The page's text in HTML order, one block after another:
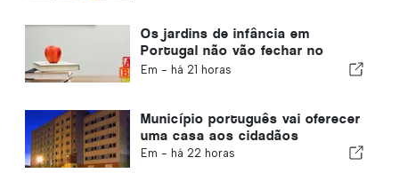
Os jardins de infância em
Portugal não vão fechar no
distrito de Viana do Castelo
Em - há 21 horas
Município português vai oferecer
uma casa aos cidadãos
Em - há 22 horas